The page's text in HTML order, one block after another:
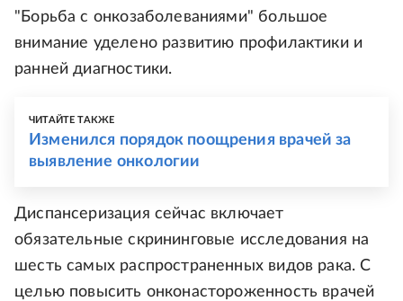
"Борьба с онкозаболеваниями" большое
внимание уделено развитию профилактики и
ранней диагностики.
ЧИТАЙТЕ ТАКЖЕ
Изменился порядок поощрения врачей за
выявление онкологии
Диспансеризация сейчас включает
обязательные скрининговые исследования на
шесть самых распространенных видов рака. С
целью повысить онконастороженность врачей